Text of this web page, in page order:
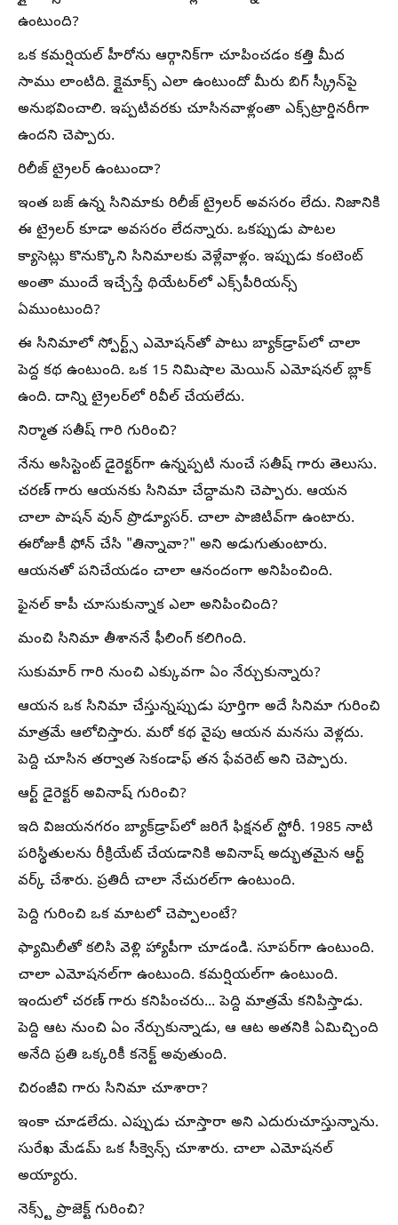
ఉంటుంది?
ఒక కమర్షియల్ హీరోను ఆర్గానిక్‌గా చూపించడం కత్తి మీద
సాము లాంటిది. క్లైమాక్స్ ఎలా ఉంటుందో మీరు బిగ్ స్క్రీన్‌పై
అనుభవించాలి. ఇప్పటివరకు చూసినవాళ్లంతా ఎక్స్‌ట్రార్డినరీగా
ఉందని చెప్పారు.
రిలీజ్ ట్రైలర్ ఉంటుందా?
ఇంత బజ్ ఉన్న సినిమాకు రిలీజ్ ట్రైలర్ అవసరం లేదు. నిజానికి
ఈ ట్రైలర్ కూడా అవసరం లేదన్నారు. ఒకప్పుడు పాటల
క్యాసెట్లు కొనుక్కొని సినిమాలకు వెళ్లేవాళ్లం. ఇప్పుడు కంటెంట్
అంతా ముందే ఇచ్చేస్తే థియేటర్‌లో ఎక్స్‌పీరియన్స్
ఏముంటుంది?
ఈ సినిమాలో స్పోర్ట్స్ ఎమోషన్‌తో పాటు బ్యాక్‌డ్రాప్‌లో చాలా
పెద్ద కథ ఉంటుంది. ఒక 15 నిమిషాల మెయిన్ ఎమోషనల్ బ్లాక్
ఉంది. దాన్ని ట్రైలర్‌లో రివీల్ చేయలేదు.
నిర్మాత సతీష్ గారి గురించి?
నేను అసిస్టెంట్ డైరెక్టర్‌గా ఉన్నప్పటి నుంచే సతీష్ గారు తెలుసు.
చరణ్ గారు ఆయనకు సినిమా చేద్దామని చెప్పారు. ఆయన
చాలా పాషన్ వున్ ప్రొడ్యూసర్. చాలా పాజిటివ్‌గా ఉంటారు.
ఈరోజుకీ ఫోన్ చేసి "తిన్నావా?" అని అడుగుతుంటారు.
ఆయనతో పనిచేయడం చాలా ఆనందంగా అనిపించింది.
ఫైనల్ కాపీ చూసుకున్నాక ఎలా అనిపించింది?
మంచి సినిమా తీశాననే ఫీలింగ్ కలిగింది.
సుకుమార్ గారి నుంచి ఎక్కువగా ఏం నేర్చుకున్నారు?
ఆయన ఒక సినిమా చేస్తున్నప్పుడు పూర్తిగా అదే సినిమా గురించి
మాత్రమే ఆలోచిస్తారు. మరో కథ వైపు ఆయన మనసు వెళ్లదు.
పెద్ది చూసిన తర్వాత సెకండాఫ్ తన ఫేవరెట్ అని చెప్పారు.
ఆర్ట్ డైరెక్టర్ అవినాష్ గురించి?
ఇది విజయనగరం బ్యాక్‌డ్రాప్‌లో జరిగే ఫిక్షనల్ స్టోరీ. 1985 నాటి
పరిస్థితులను రీక్రియేట్ చేయడానికి అవినాష్ అద్భుతమైన ఆర్ట్
వర్క్ చేశారు. ప్రతిదీ చాలా నేచురల్‌గా ఉంటుంది.
పెద్ది గురించి ఒక మాటలో చెప్పాలంటే?
ఫ్యామిలీతో కలిసి వెళ్లి హ్యాపీగా చూడండి. సూపర్‌గా ఉంటుంది.
చాలా ఎమోషనల్‌గా ఉంటుంది. కమర్షియల్‌గా ఉంటుంది.
ఇందులో చరణ్ గారు కనిపించరు... పెద్ది మాత్రమే కనిపిస్తాడు.
పెద్ది ఆట నుంచి ఏం నేర్చుకున్నాడు, ఆ ఆట అతనికి ఏమిచ్చింది
అనేది ప్రతి ఒక్కరికీ కనెక్ట్ అవుతుంది.
చిరంజీవి గారు సినిమా చూశారా?
ఇంకా చూడలేదు. ఎప్పుడు చూస్తారా అని ఎదురుచూస్తున్నాను.
సురేఖ మేడమ్ ఒక సీక్వెన్స్ చూశారు. చాలా ఎమోషనల్
అయ్యారు.
నెక్స్ట్ ప్రాజెక్ట్ గురించి?